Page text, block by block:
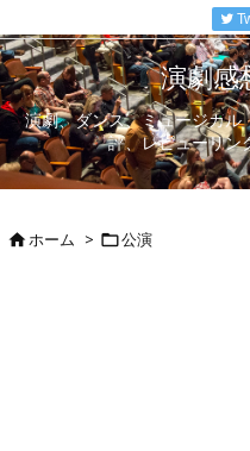
演劇感
演劇、ダンス、ミュージカ
評、レビューリン
ホーム > 公演